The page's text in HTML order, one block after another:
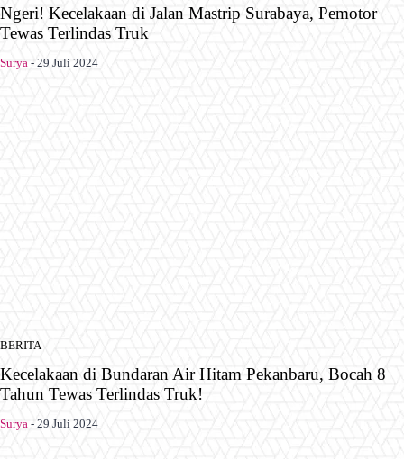
Ngeri! Kecelakaan di Jalan Mastrip Surabaya, Pemotor
Tewas Terlindas Truk
Surya - 29 Juli 2024
BERITA
Kecelakaan di Bundaran Air Hitam Pekanbaru, Bocah 8
Tahun Tewas Terlindas Truk!
Surya - 29 Juli 2024